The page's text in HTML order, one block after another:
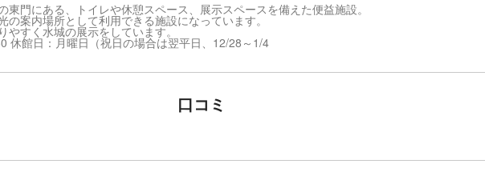
東門にある、トイレや休憩スペース、展示スペースを備えた便益施設。
の案内場所として利用できる施設になっています。
やすく水城の展示をしています。
休館日：月曜日（祝日の場合は翌平日、12/28～1/4
口コミ